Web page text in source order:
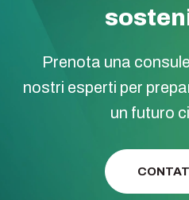
Prenota una
nostri esperti per
un futuro